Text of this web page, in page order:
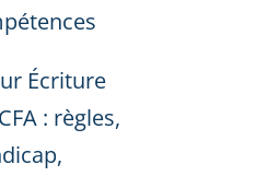
Écriture
: règles,